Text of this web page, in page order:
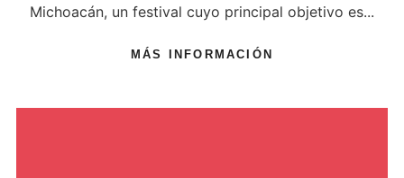
Michoacán, un festival cuyo principal objetivo es...
MÁS INFORMACIÓN